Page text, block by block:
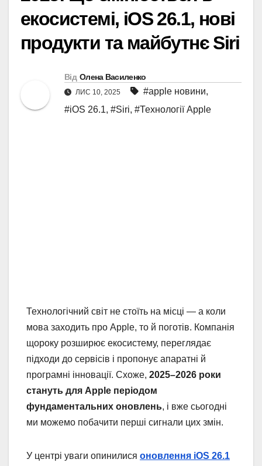
екосистемі, iOS 26.1, нові
продукти та майбутнє Siri
Від Олена Василенко
ЛИС 10, 2025 #apple новини,
#iOS 26.1, #Siri, #Технології Apple
Технологічний світ не стоїть на місці — а коли
мова заходить про Apple, то й поготів. Компанія
щороку розширює екосистему, переглядає
підходи до сервісів і пропонує апаратні й
програмні інновації. Схоже, 2025–2026 роки
стануть для Apple періодом
фундаментальних оновлень, і вже сьогодні
ми можемо побачити перші сигнали цих змін.
У центрі уваги опинилися оновлення iOS 26.1